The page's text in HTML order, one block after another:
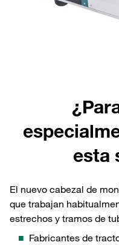
esta
El nuevo cabezal de
que trabajan
estrechos y tramos de
Fabricantes de